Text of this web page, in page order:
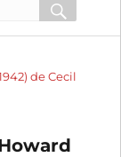
OK
de Cecil